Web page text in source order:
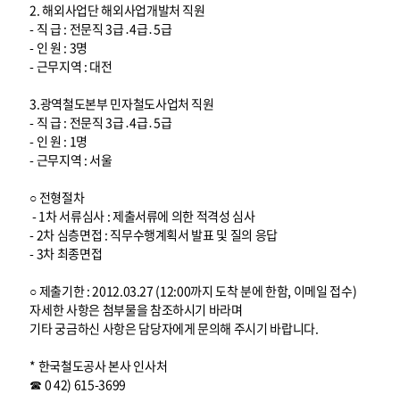
2. 해외사업단 해외사업개발처 직원
- 직 급 : 전문직 3급․4급․5급
- 인 원 : 3명
- 근무지역 : 대전
3.광역철도본부 민자철도사업처 직원
- 직 급 : 전문직 3급․4급․5급
- 인 원 : 1명
- 근무지역 : 서울
○ 전형절차
- 1차 서류심사 : 제출서류에 의한 적격성 심사
- 2차 심층면접 : 직무수행계획서 발표 및 질의 응답
- 3차 최종면접
○ 제출기한 : 2012.03.27 (12:00까지 도착 분에 한함, 이메일 접수)
자세한 사항은 첨부물을 참조하시기 바라며
기타 궁금하신 사항은 담당자에게 문의해 주시기 바랍니다.
* 한국철도공사 본사 인사처
☎ 0 42) 615-3699